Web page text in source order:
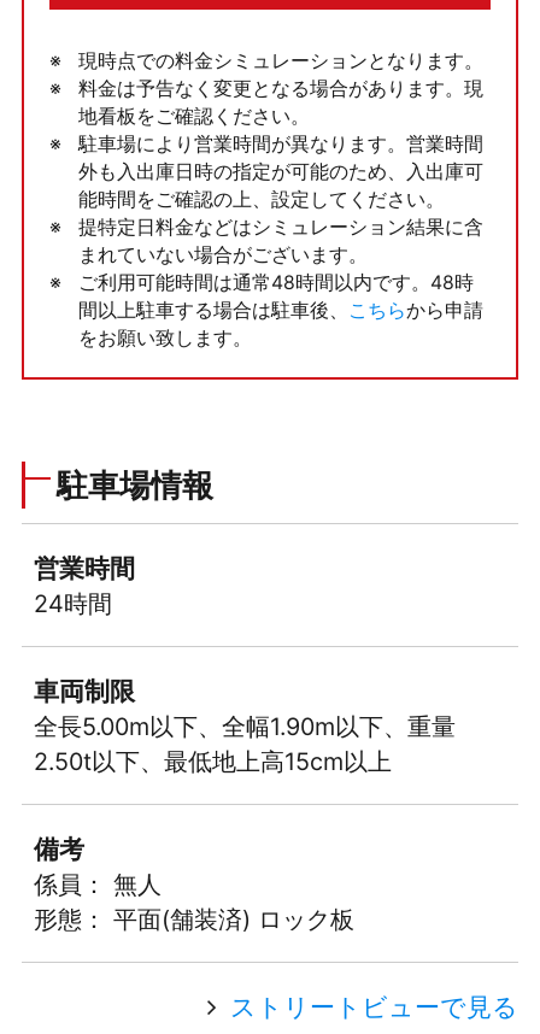
現時点での料金シミュレーションとなります。
料金は予告なく変更となる場合があります。現
地看板をご確認ください。
駐車場により営業時間が異なります。営業時間
外も入出庫日時の指定が可能のため、入出庫可
能時間をご確認の上、設定してください。
提特定日料金などはシミュレーション結果に含
まれていない場合がございます。
ご利用可能時間は通常48時間以内です。48時
間以上駐車する場合は駐車後、
こちらから申請
をお願い致します。
駐車場情報
営業時間
24時間
車両制限
全長5.00m以下、全幅1.90m以下、重量
2.50t以下、最低地上高15cm以上
備考
係員： 無人
形態： 平面(舗装済) ロック板
ストリートビューで見る